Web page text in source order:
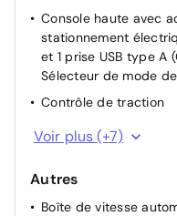
Console haute avec
stationnement
et 1 prise USB type A
Sélecteur de mode
Contrôle de traction
ESP Déconnectable
et détection de sous
Fixations ISOFIX et
Lève-vitres AV/AR
Voir plus (+7)
Autres
Boîte de vitesse